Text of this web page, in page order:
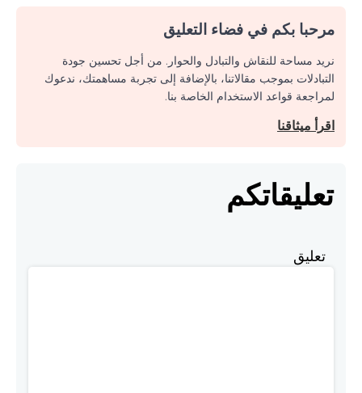
مرحبا بكم في فضاء التعليق
نريد مساحة للنقاش والتبادل والحوار. من أجل تحسين جودة
التبادلات بموجب مقالاتنا، بالإضافة إلى تجربة مساهمتك، ندعوك
لمراجعة قواعد الاستخدام الخاصة بنا.
اقرأ ميثاقنا
تعليقاتكم
تعليق